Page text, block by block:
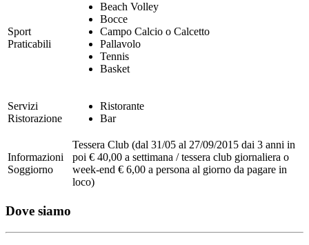
Sport
Praticabili
Beach Volley
Bocce
Campo Calcio o Calcetto
Pallavolo
Tennis
Basket
Servizi
Ristorazione
Ristorante
Bar
Informazioni
Soggiorno
Tessera Club (dal 31/05 al 27/09/2015 dai 3 anni in
poi € 40,00 a settimana / tessera club giornaliera o
week-end € 6,00 a persona al giorno da pagare in
loco)
Dove siamo